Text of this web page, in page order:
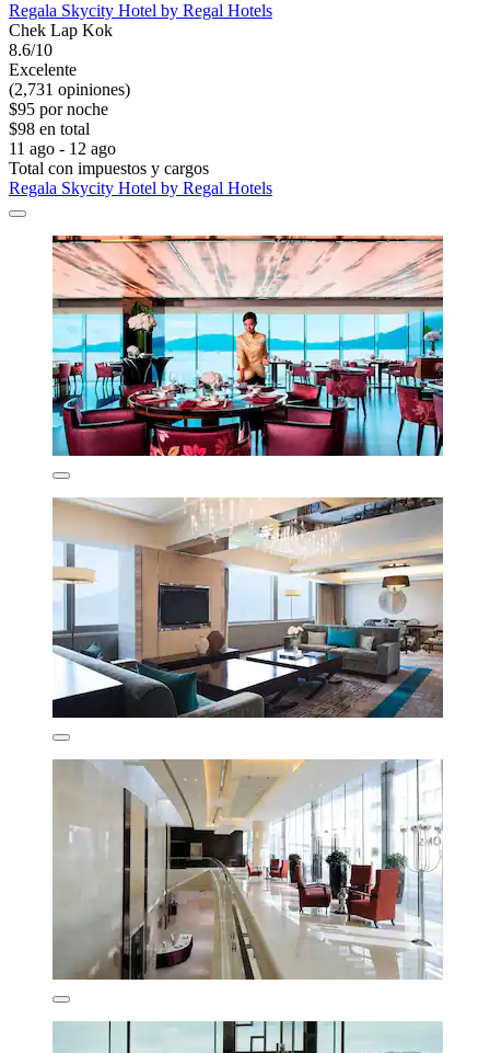
Regala Skycity Hotel by Regal Hotels
Chek Lap Kok
8.6/10
Excelente
(2,731 opiniones)
$95 por noche
$98 en total
11 ago - 12 ago
Total con impuestos y cargos
Regala Skycity Hotel by Regal Hotels